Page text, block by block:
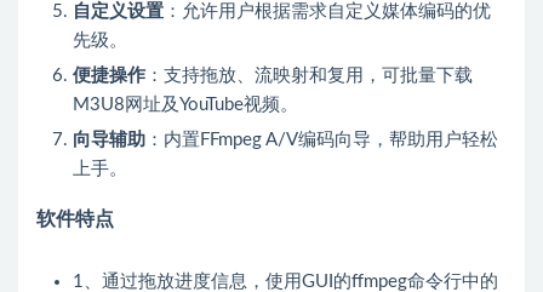
自定义设置 ：允许用户根据需求自定义媒体编码的优
先级。
便捷操作 ：支持拖放、流映射和复用，可批量下载
M3U8网址及YouTube视频。
向导辅助 ：内置FFmpeg A/V编码向导，帮助用户轻松
上手。
软件特点
1、通过拖放进度信息，使用GUI的ffmpeg命令行中的